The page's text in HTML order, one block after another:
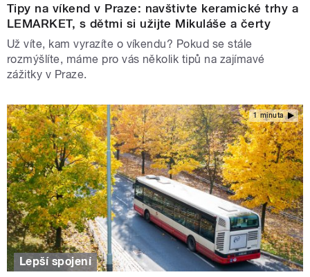
Tipy na víkend v Praze: navštivte keramické trhy a
LEMARKET, s dětmi si užijte Mikuláše a čerty
Už víte, kam vyrazíte o víkendu? Pokud se stále
rozmýšlíte, máme pro vás několik tipů na zajímavé
zážitky v Praze.
1 minuta
Lepší spojení